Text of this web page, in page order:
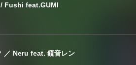
Fushi feat.GUMI
／ Neru feat. 鏡音レン